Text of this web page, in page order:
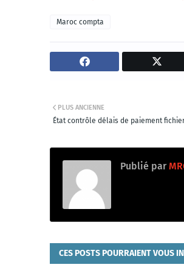
Maroc compta
PLUS ANCIENNE
État contrôle délais de paiement
Publié par
CES POSTS POURRAIENT VOUS